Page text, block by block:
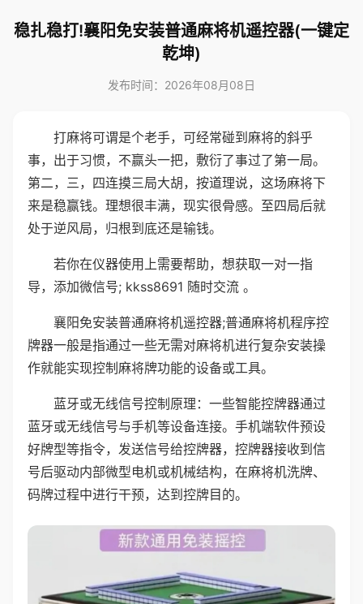
稳扎稳打!襄阳免安装普通麻将机遥控器(一键定
乾坤)
发布时间：2026年08月08日
打麻将可谓是个老手，可经常碰到麻将的斜乎
事，出于习惯，不赢头一把，敷衍了事过了第一局。
第二，三，四连摸三局大胡，按道理说，这场麻将下
来是稳赢钱。理想很丰满，现实很骨感。至四局后就
处于逆风局，归根到底还是输钱。
若你在仪器使用上需要帮助，想获取一对一指
导，添加微信号; kkss8691 随时交流 。
襄阳免安装普通麻将机遥控器;普通麻将机程序控
牌器一般是指通过一些无需对麻将机进行复杂安装操
作就能实现控制麻将牌功能的设备或工具。
蓝牙或无线信号控制原理：一些智能控牌器通过
蓝牙或无线信号与手机等设备连接。手机端软件预设
好牌型等指令，发送信号给控牌器，控牌器接收到信
号后驱动内部微型电机或机械结构，在麻将机洗牌、
码牌过程中进行干预，达到控牌目的。